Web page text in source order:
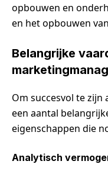
opbouwen en
en het opbouwen
Belangrijke
Om succesvol te
een aantal
eigenschappen die
Analytisch